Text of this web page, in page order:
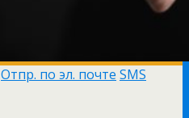
Отпр. по эл. почте SMS